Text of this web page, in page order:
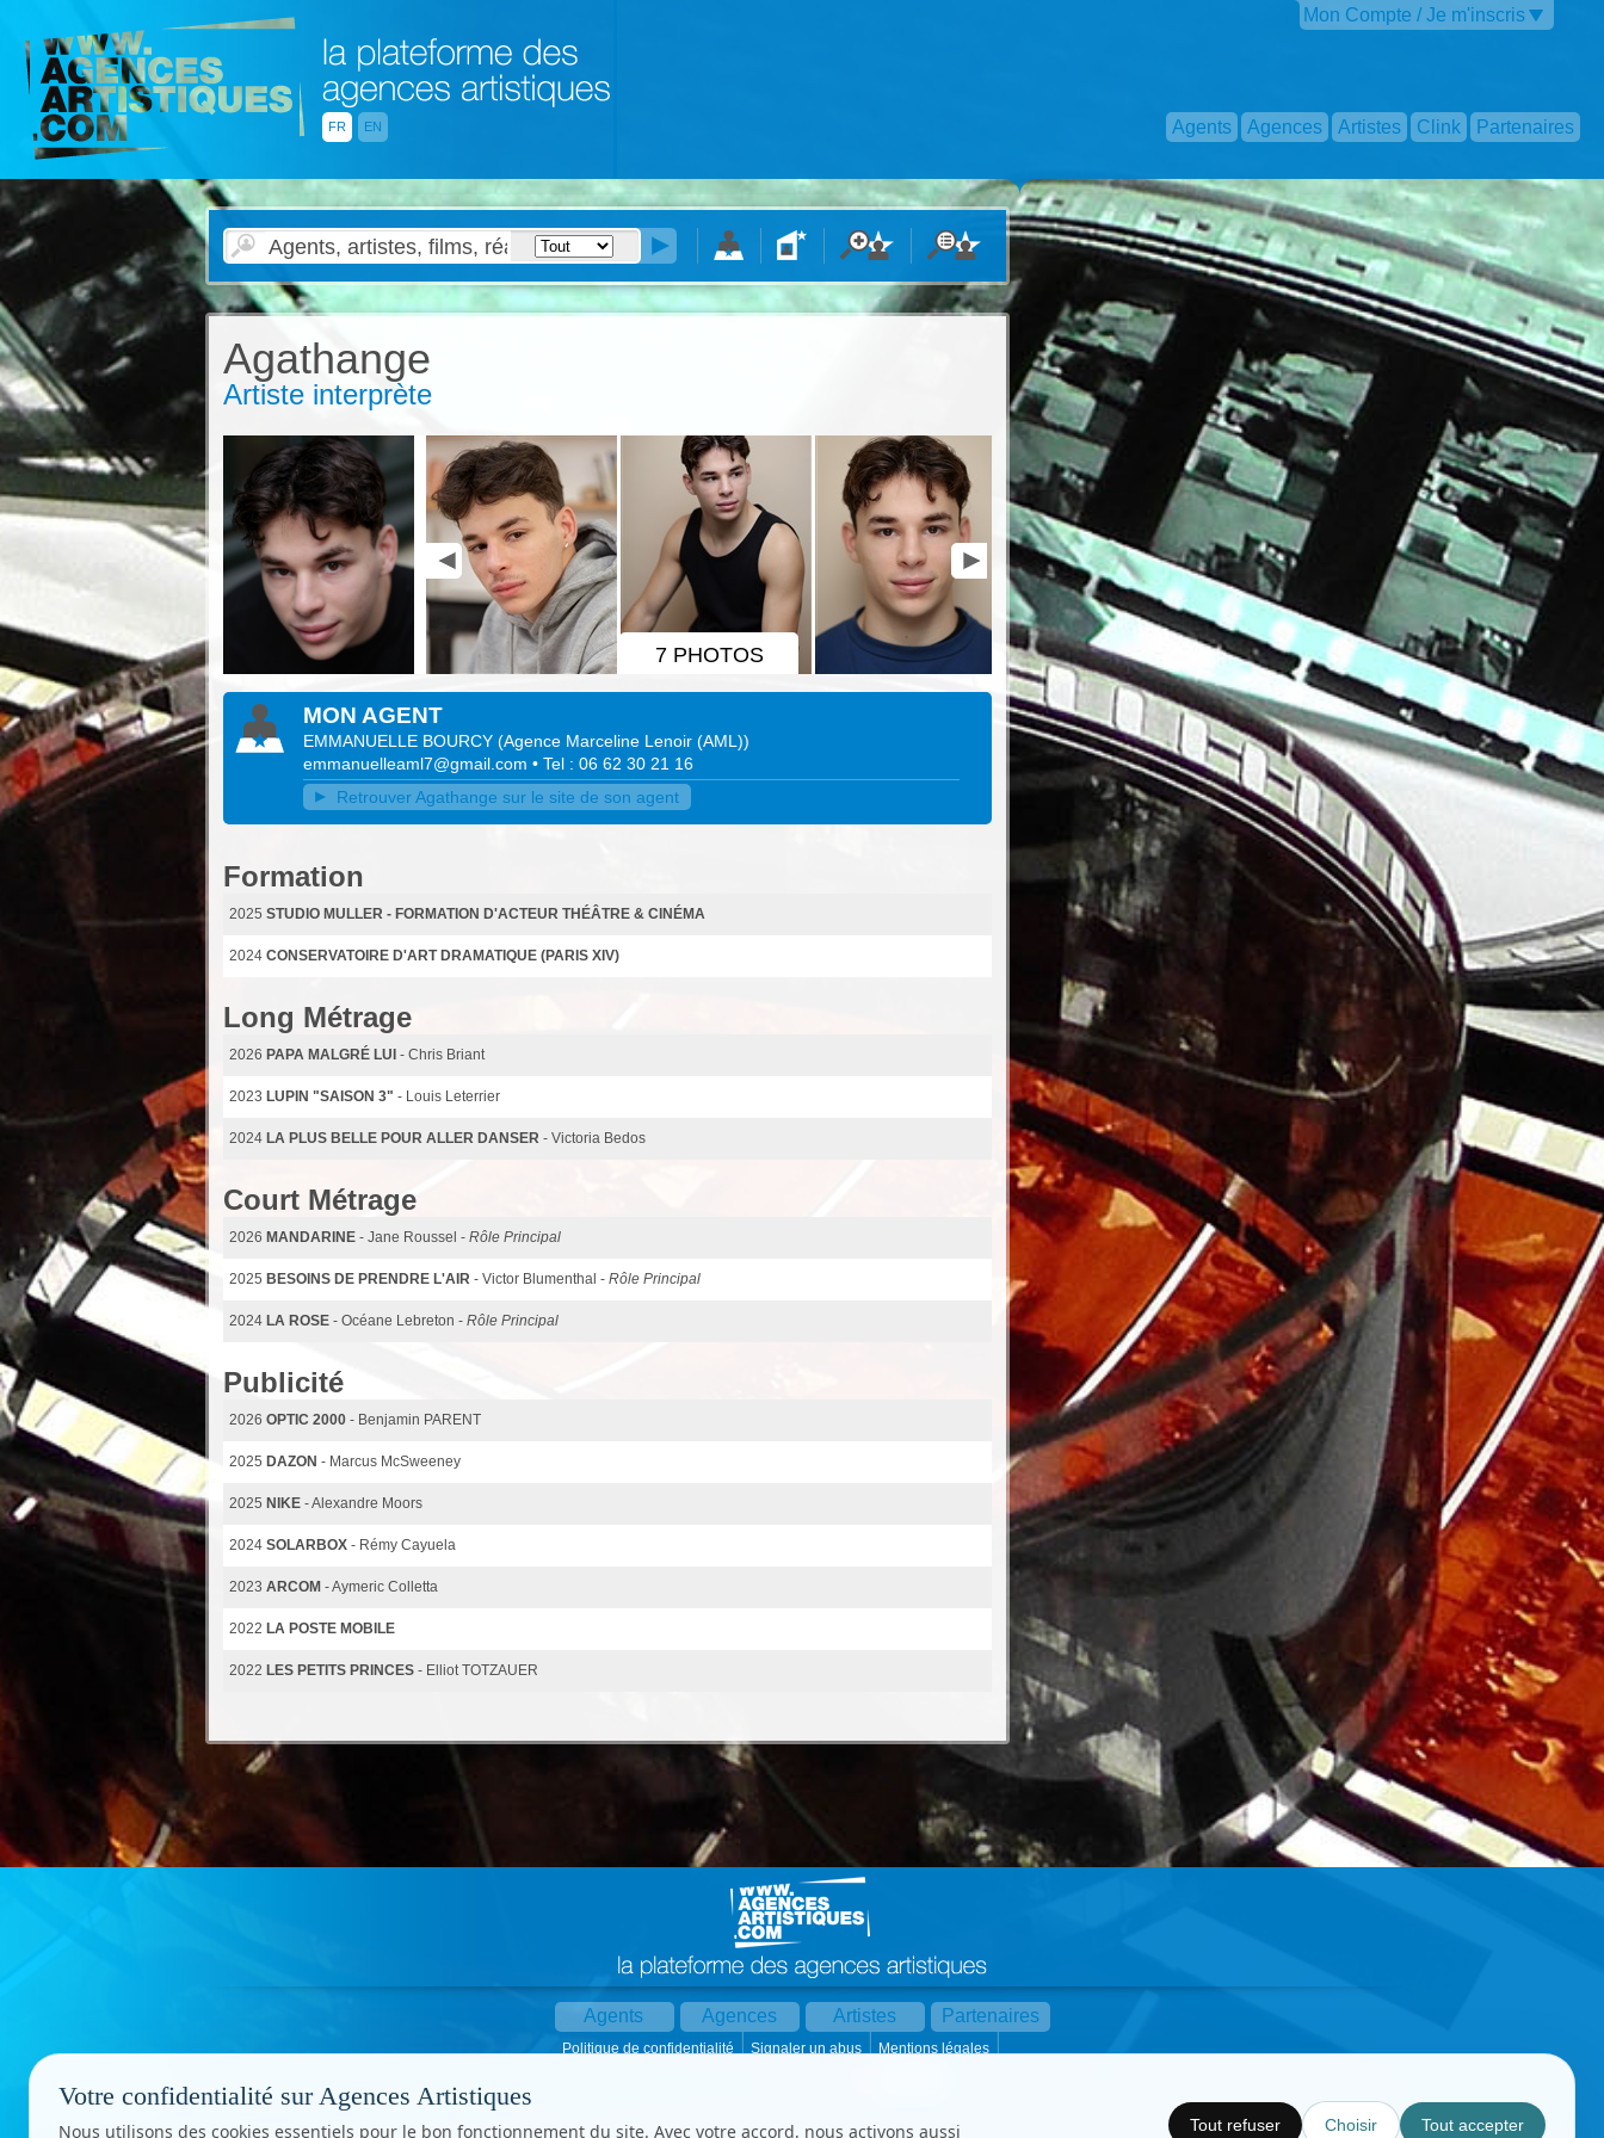
FR EN
Mon Compte / Je m'inscris
Agents Agences Artistes Clink Partenaires
Agathange
Artiste interprète
7 PHOTOS
MON AGENT
EMMANUELLE BOURCY (Agence Marceline Lenoir (AML))
emmanuelleaml7@gmail.com • Tel : 06 62 30 21 16
Retrouver Agathange sur le site de son agent
Formation
2025 STUDIO MULLER - FORMATION D'ACTEUR THÉÂTRE & CINÉMA
2024 CONSERVATOIRE D'ART DRAMATIQUE (PARIS XIV)
Long Métrage
2026 PAPA MALGRÉ LUI - Chris Briant
2023 LUPIN "SAISON 3" - Louis Leterrier
2024 LA PLUS BELLE POUR ALLER DANSER - Victoria Bedos
Court Métrage
2026 MANDARINE - Jane Roussel - Rôle Principal
2025 BESOINS DE PRENDRE L'AIR - Victor Blumenthal - Rôle Principal
2024 LA ROSE - Océane Lebreton - Rôle Principal
Publicité
2026 OPTIC 2000 - Benjamin PARENT
2025 DAZON - Marcus McSweeney
2025 NIKE - Alexandre Moors
2024 SOLARBOX - Rémy Cayuela
2023 ARCOM - Aymeric Colletta
2022 LA POSTE MOBILE
2022 LES PETITS PRINCES - Elliot TOTZAUER
Agents Agences Artistes Partenaires
Politique de confidentialité Signaler un abus
Mentions légales
Votre confidentialité sur Agences Artistiques
Nous utilisons des cookies essentiels pour le bon fonctionnement du site. Avec votre accord, nous activons aussi Tout refuser Choisir Tout accepter